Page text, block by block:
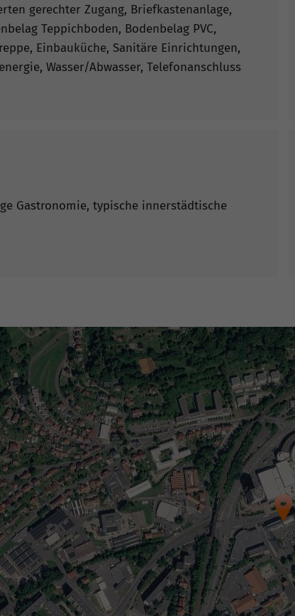
gerechter Zugang, Briefkastenanlage,
Teppichboden, Bodenbelag PVC,
Einbauküche, Sanitäre Einrichtungen,
Wasser/Abwasser, Telefonanschluss
Gastronomie, typische innerstädtische